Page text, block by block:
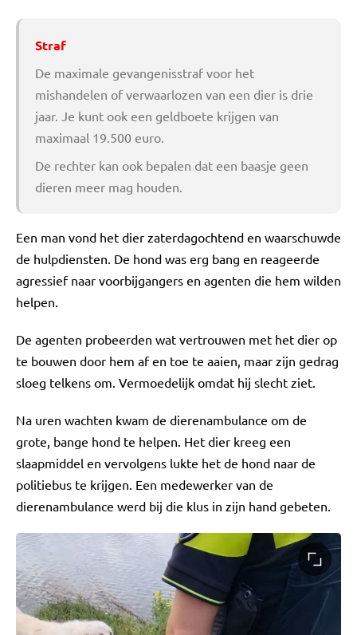
Straf
De maximale gevangenisstraf voor het
mishandelen of verwaarlozen van een dier is drie
jaar. Je kunt ook een geldboete krijgen van
maximaal 19.500 euro.
De rechter kan ook bepalen dat een baasje geen
dieren meer mag houden.
Een man vond het dier zaterdagochtend en waarschuwde
de hulpdiensten. De hond was erg bang en reageerde
agressief naar voorbijgangers en agenten die hem wilden
helpen.
De agenten probeerden wat vertrouwen met het dier op
te bouwen door hem af en toe te aaien, maar zijn gedrag
sloeg telkens om. Vermoedelijk omdat hij slecht ziet.
Na uren wachten kwam de dierenambulance om de
grote, bange hond te helpen. Het dier kreeg een
slaapmiddel en vervolgens lukte het de hond naar de
politiebus te krijgen. Een medewerker van de
dierenambulance werd bij die klus in zijn hand gebeten.